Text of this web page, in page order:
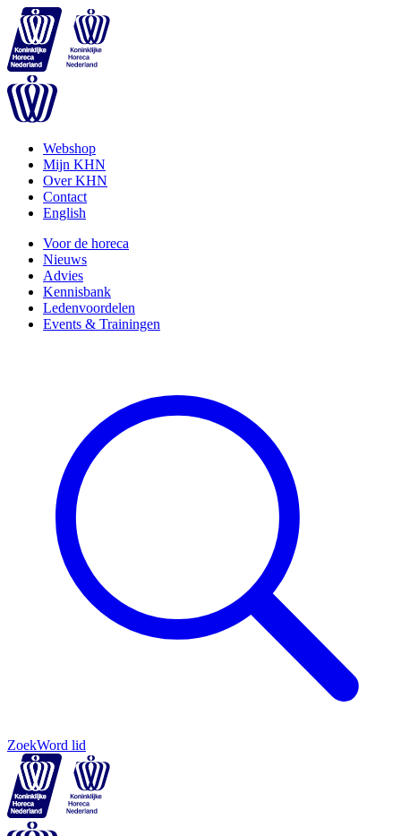
Webshop
Mijn KHN
Over KHN
Contact
English
Voor de horeca
Nieuws
Advies
Kennisbank
Ledenvoordelen
Events & Trainingen
ZoekWord lid